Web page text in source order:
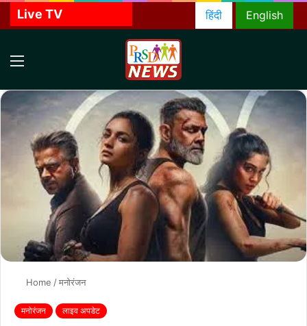
Live TV English
हिंदी
Home /मनोरंजन
मनोरंजन लाइव अपडेट